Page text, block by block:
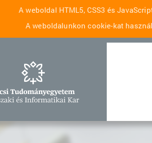
A weboldal HTML5, CSS3 és
A weboldalunkon cookie-kat